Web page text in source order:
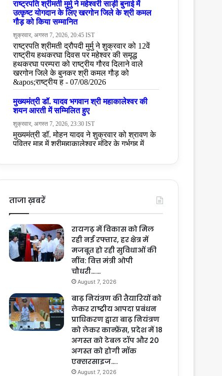
ताजा ख़बरें
रायगढ़ में विकास को मिल
रही नई रफ्तार, हर क्षेत्र में
मजबूत हो रही सुविधाओं की
नींव: वित्त मंत्री ओपी
चौधरी……
August 7, 2026
बाढ़ नियंत्रण की तैयारियों को
लेकर राष्ट्रीय आपदा प्रबंधन
प्राधिकरण द्वारा बाढ़ नियंत्रण
को लेकर कान्फ्रेंस, प्रदेश में 18
अगस्त को टेबल टॉप और 20
अगस्त को होगी मॉक
एक्सरसाइज….
August 7, 2026